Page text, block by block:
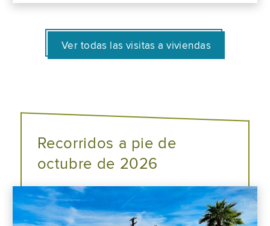
Ver todas las visitas a viviendas
Recorridos a pie de
octubre de 2026